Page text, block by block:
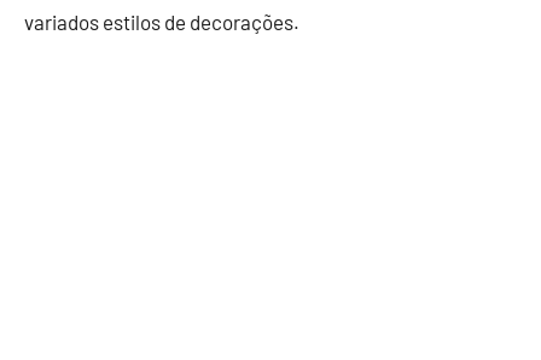
variados estilos de decorações.